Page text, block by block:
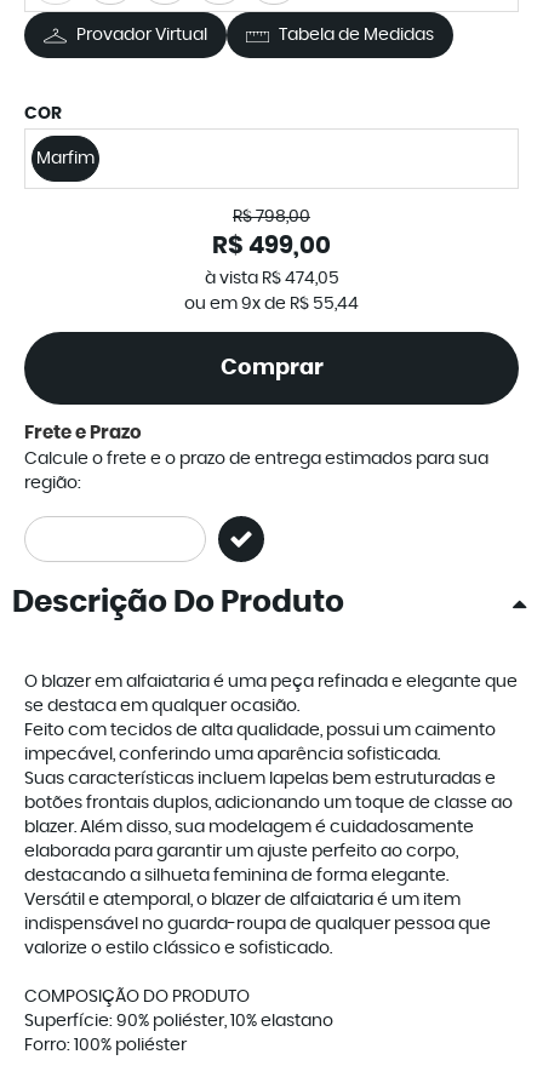
Provador Virtual Tabela de Medidas
COR
Marfim
R$ 798,00
R$ 499,00
à vista R$ 474,05
ou em 9x de R$ 55,44
Comprar
Frete e Prazo
Calcule o frete e o prazo de entrega estimados para sua
região:
Descrição Do Produto
O blazer em alfaiataria é uma peça refinada e elegante que
se destaca em qualquer ocasião.
Feito com tecidos de alta qualidade, possui um caimento
impecável, conferindo uma aparência sofisticada.
Suas características incluem lapelas bem estruturadas e
botões frontais duplos, adicionando um toque de classe ao
blazer. Além disso, sua modelagem é cuidadosamente
elaborada para garantir um ajuste perfeito ao corpo,
destacando a silhueta feminina de forma elegante.
Versátil e atemporal, o blazer de alfaiataria é um item
indispensável no guarda-roupa de qualquer pessoa que
valorize o estilo clássico e sofisticado.
COMPOSIÇÃO DO PRODUTO
Superfície: 90% poliéster, 10% elastano
Forro: 100% poliéster